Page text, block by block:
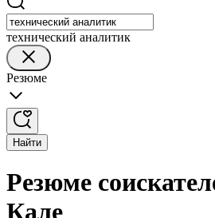
технический аналитик
Резюме
Найти
Резюме
Кале